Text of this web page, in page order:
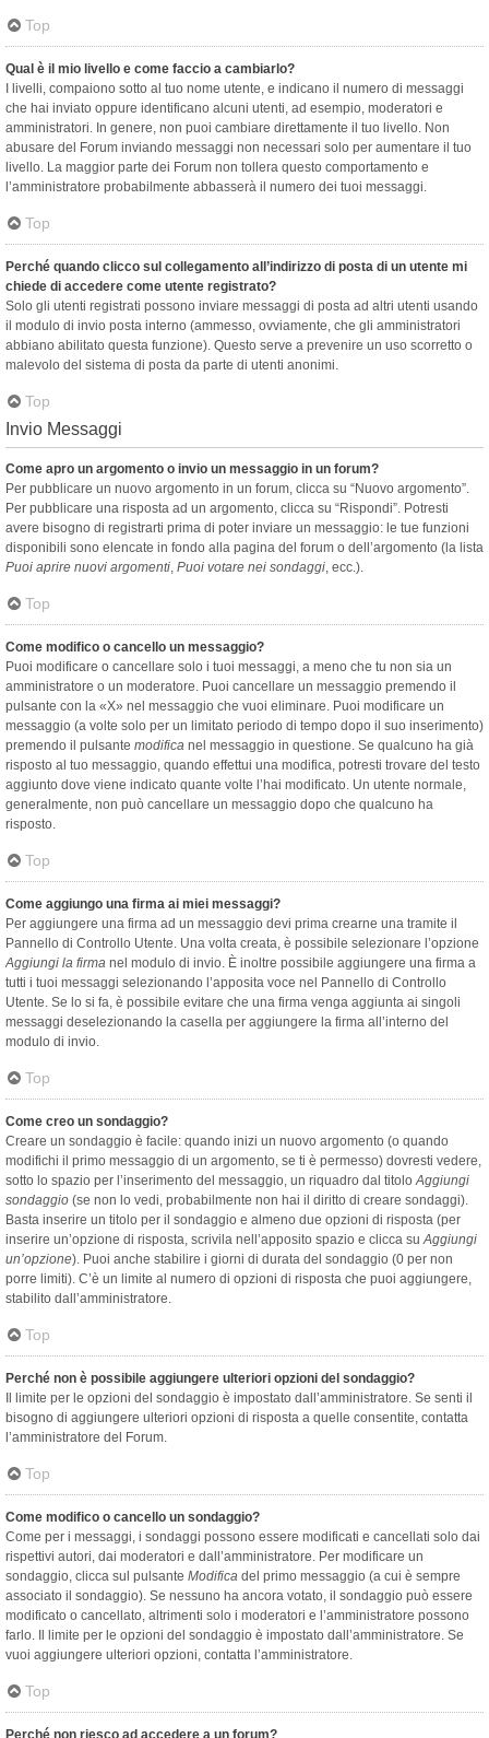
Top
Qual è il mio livello e come faccio a cambiarlo?
I livelli, compaiono sotto al tuo nome utente, e indicano il numero di messaggi
che hai inviato oppure identificano alcuni utenti, ad esempio, moderatori e
amministratori. In genere, non puoi cambiare direttamente il tuo livello. Non
abusare del Forum inviando messaggi non necessari solo per aumentare il tuo
livello. La maggior parte dei Forum non tollera questo comportamento e
l’amministratore probabilmente abbasserà il numero dei tuoi messaggi.
Top
Perché quando clicco sul collegamento all’indirizzo di posta di un utente mi
chiede di accedere come utente registrato?
Solo gli utenti registrati possono inviare messaggi di posta ad altri utenti usando
il modulo di invio posta interno (ammesso, ovviamente, che gli amministratori
abbiano abilitato questa funzione). Questo serve a prevenire un uso scorretto o
malevolo del sistema di posta da parte di utenti anonimi.
Top
Invio Messaggi
Come apro un argomento o invio un messaggio in un forum?
Per pubblicare un nuovo argomento in un forum, clicca su “Nuovo argomento”.
Per pubblicare una risposta ad un argomento, clicca su “Rispondi”. Potresti
avere bisogno di registrarti prima di poter inviare un messaggio: le tue funzioni
disponibili sono elencate in fondo alla pagina del forum o dell’argomento (la lista
Puoi aprire nuovi argomenti, Puoi votare nei sondaggi, ecc.).
Top
Come modifico o cancello un messaggio?
Puoi modificare o cancellare solo i tuoi messaggi, a meno che tu non sia un
amministratore o un moderatore. Puoi cancellare un messaggio premendo il
pulsante con la «X» nel messaggio che vuoi eliminare. Puoi modificare un
messaggio (a volte solo per un limitato periodo di tempo dopo il suo inserimento)
premendo il pulsante modifica nel messaggio in questione. Se qualcuno ha già
risposto al tuo messaggio, quando effettui una modifica, potresti trovare del testo
aggiunto dove viene indicato quante volte l’hai modificato. Un utente normale,
generalmente, non può cancellare un messaggio dopo che qualcuno ha
risposto.
Top
Come aggiungo una firma ai miei messaggi?
Per aggiungere una firma ad un messaggio devi prima crearne una tramite il
Pannello di Controllo Utente. Una volta creata, è possibile selezionare l’opzione
Aggiungi la firma nel modulo di invio. È inoltre possibile aggiungere una firma a
tutti i tuoi messaggi selezionando l’apposita voce nel Pannello di Controllo
Utente. Se lo si fa, è possibile evitare che una firma venga aggiunta ai singoli
messaggi deselezionando la casella per aggiungere la firma all’interno del
modulo di invio.
Top
Come creo un sondaggio?
Creare un sondaggio è facile: quando inizi un nuovo argomento (o quando
modifichi il primo messaggio di un argomento, se ti è permesso) dovresti vedere,
sotto lo spazio per l’inserimento del messaggio, un riquadro dal titoloAggiungi
sondaggio (se non lo vedi, probabilmente non hai il diritto di creare sondaggi).
Basta inserire un titolo per il sondaggio e almeno due opzioni di risposta (per
inserire un’opzione di risposta, scrivila nell’apposito spazio e clicca suAggiungi
un’opzione). Puoi anche stabilire i giorni di durata del sondaggio (0 per non
porre limiti). C’è un limite al numero di opzioni di risposta che puoi aggiungere,
stabilito dall’amministratore.
Top
Perché non è possibile aggiungere ulteriori opzioni del sondaggio?
Il limite per le opzioni del sondaggio è impostato dall’amministratore. Se senti il
bisogno di aggiungere ulteriori opzioni di risposta a quelle consentite, contatta
l’amministratore del Forum.
Top
Come modifico o cancello un sondaggio?
Come per i messaggi, i sondaggi possono essere modificati e cancellati solo dai
rispettivi autori, dai moderatori e dall’amministratore. Per modificare un
sondaggio, clicca sul pulsante Modifica del primo messaggio (a cui è sempre
associato il sondaggio). Se nessuno ha ancora votato, il sondaggio può essere
modificato o cancellato, altrimenti solo i moderatori e l’amministratore possono
farlo. Il limite per le opzioni del sondaggio è impostato dall’amministratore. Se
vuoi aggiungere ulteriori opzioni, contatta l’amministratore.
Top
Perché non riesco ad accedere a un forum?